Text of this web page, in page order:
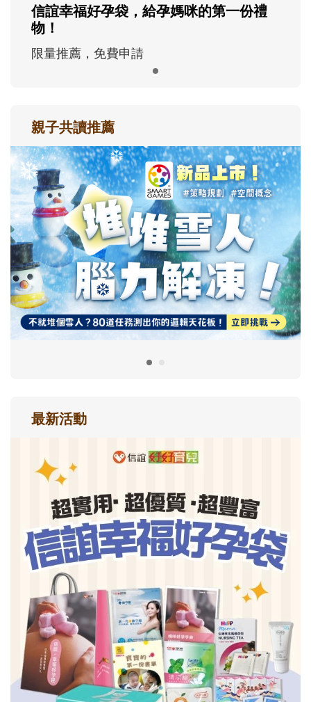
信誼幸福好孕袋，給孕媽咪的第一份禮
物！
限量推薦，免費申請
親子共讀推薦
最新活動